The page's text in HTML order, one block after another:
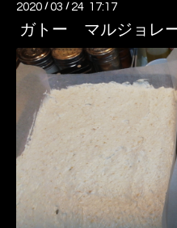
2020 /03 / 24 17:17
ガトー マルジョ